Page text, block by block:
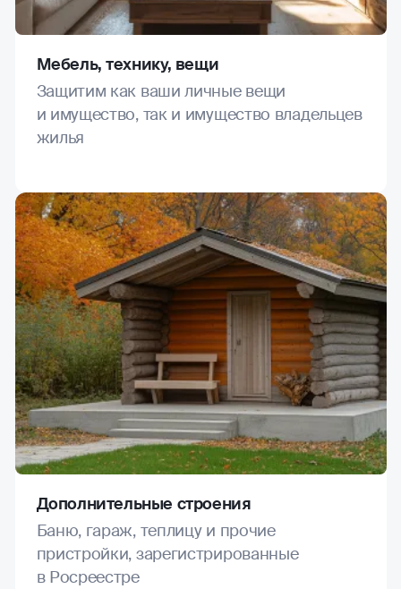
Мебель, технику, вещи
Защитим как ваши личные вещи
и имущество, так и имущество владельцев
жилья
Дополнительные строения
Баню, гараж, теплицу и прочие
пристройки, зарегистрированные
в Росреестре